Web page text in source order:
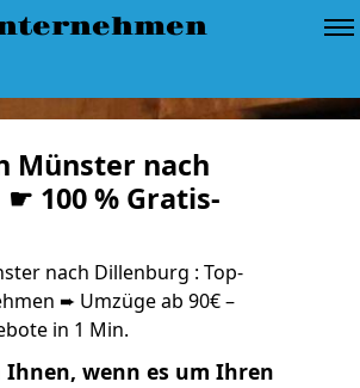
Münster nach
100 % Gratis-
nach Dillenburg : Top-
➨ Umzüge ab 90€ –
in 1 Min.
Ihnen, wenn es um Ihren